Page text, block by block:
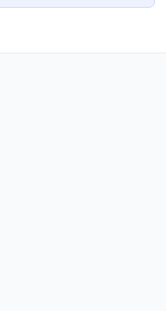
rigtige spørgsmål.